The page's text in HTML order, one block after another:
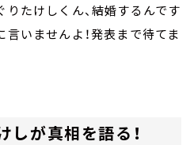
りたけしくん、結婚するんです
言いませんよ！発表まで待てま
しが真相を語る！